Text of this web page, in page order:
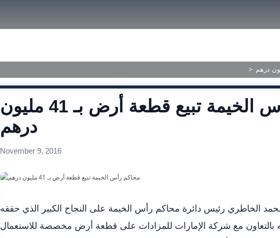
>
محاكم رأس الخيمة تبيع قطعة أرض بـ 41 مليون
درهم
November 9, 2016
الخاطري رئيس دائرة محاكم رأس الخيمة على النجاح الكبير الذي حققه
بالتعاون مع شركة الإمارات للمزادات على قطعة أرض مخصصة للاستعمال